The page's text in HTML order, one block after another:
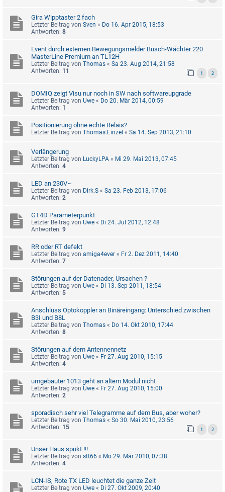
Gira Wipptaster 2 fach
Letzter Beitrag von Sven « Do 16. Apr 2015, 18:53
Antworten: 8
Event durch externen Bewegungsmelder Busch-Wächter 220
MasterLine Premium an TL12H
Letzter Beitrag von Thomas « Sa 23. Aug 2014, 21:58
Antworten: 11 1 2
DOMIQ zeigt Visu nur noch in SW nach softwareupgrade
Letzter Beitrag von Uwe « Do 20. Mär 2014, 00:59
Antworten: 1
Positionierung ohne echte Relais?
Letzter Beitrag von Thomas.Einzel « Sa 14. Sep 2013, 21:10
Verlängerung
Letzter Beitrag von LuckyLPA « Mi 29. Mai 2013, 07:45
Antworten: 4
LED an 230V~
Letzter Beitrag von Dirk.S « Sa 23. Feb 2013, 17:06
Antworten: 2
GT4D Parameterpunkt
Letzter Beitrag von Uwe « Di 24. Jul 2012, 12:48
Antworten: 9
RR oder RT defekt
Letzter Beitrag von amiga4ever « Fr 2. Dez 2011, 14:40
Antworten: 7
Störungen auf der Datenader, Ursachen ?
Letzter Beitrag von Uwe « Di 13. Sep 2011, 18:54
Antworten: 5
Anschluss Optokoppler an Binäreingang: Unterschied zwischen
B3I und B8L
Letzter Beitrag von Thomas « Do 14. Okt 2010, 17:44
Antworten: 8
Störungen auf dem Antennennetz
Letzter Beitrag von Uwe « Fr 27. Aug 2010, 15:15
Antworten: 4
umgebauter 1013 geht an altem Modul nicht
Letzter Beitrag von Uwe « Fr 27. Aug 2010, 15:00
Antworten: 2
sporadisch sehr viel Telegramme auf dem Bus, aber woher?
Letzter Beitrag von Thomas « So 30. Mai 2010, 23:56
Antworten: 15 1 2
Unser Haus spukt !!!
Letzter Beitrag von stt66 « Mo 29. Mär 2010, 07:38
Antworten: 4
LCN-IS, Rote TX LED leuchtet die ganze Zeit
Letzter Beitrag von Uwe « Di 27. Okt 2009, 20:40